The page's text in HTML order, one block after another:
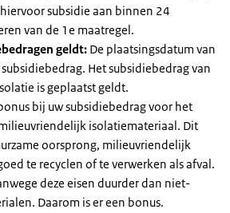
subsidie aan binnen 24
van de 1e maatregel.
geldt: De plaatsingsdatum van
Het subsidiebedrag van
is geplaatst geldt.
bij uw subsidiebedrag voor het
isolatiemateriaal. Dit
oorsprong, milieuvriendelijk
te recyclen of te verwerken als afval.
deze eisen duurder dan niet-
Daarom is er een bonus.